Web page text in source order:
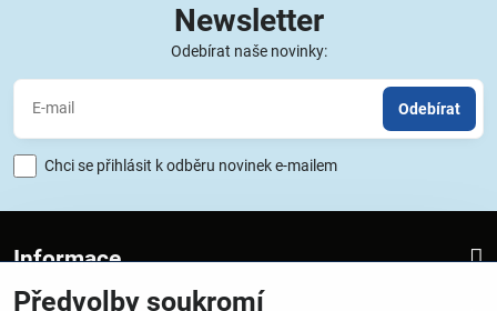
Newsletter
Odebírat naše novinky:
Odebírat
Chci se přihlásit k odběru novinek e-mailem
Informace
Předvolby soukromí